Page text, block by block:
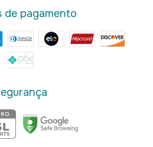
de pagamento